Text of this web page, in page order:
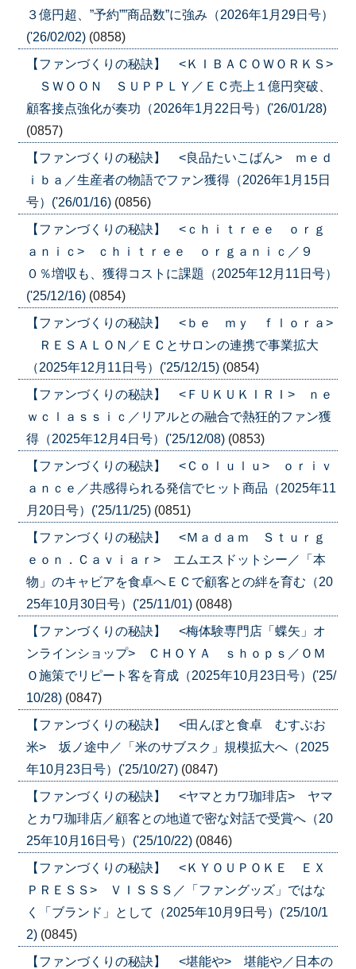
３億円超、”予約””商品数”に強み（2026年1月29日号）
('26/02/02) (0858)
【ファンづくりの秘訣】 <ＫＩＢＡＣＯＷＯＲＫＳ>
ＳＷＯＯＮ ＳＵＰＰＬＹ／ＥＣ売上１億円突破、
顧客接点強化が奏功（2026年1月22日号）('26/01/28)
(0857)
【ファンづくりの秘訣】 <良品たいこばん> ｍｅｄ
ｉｂａ／生産者の物語でファン獲得（2026年1月15日
号）('26/01/16) (0856)
【ファンづくりの秘訣】 <ｃｈｉｔｒｅｅ ｏｒｇ
ａｎｉｃ> ｃｈｉｔｒｅｅ ｏｒｇａｎｉｃ／９
０％増収も、獲得コストに課題（2025年12月11日号）
('25/12/16) (0854)
【ファンづくりの秘訣】 <ｂｅ ｍｙ ｆｌｏｒａ>
ＲＥＳＡＬＯＮ／ＥＣとサロンの連携で事業拡大
（2025年12月11日号）('25/12/15) (0854)
【ファンづくりの秘訣】 <ＦＵＫＵＫＩＲＩ> ｎｅ
ｗｃｌａｓｓｉｃ／リアルとの融合で熱狂的ファン獲
得（2025年12月4日号）('25/12/08) (0853)
【ファンづくりの秘訣】 <Ｃｏｌｕｌｕ> ｏｒｉｖ
ａｎｃｅ／共感得られる発信でヒット商品（2025年11
月20日号）('25/11/25) (0851)
【ファンづくりの秘訣】 <Ｍａｄａｍ Ｓｔｕｒｇ
ｅｏｎ．Ｃａｖｉａｒ> エムエスドットシー／「本
物」のキャビアを食卓へＥＣで顧客との絆を育む（20
25年10月30日号）('25/11/01) (0848)
【ファンづくりの秘訣】 <梅体験専門店「蝶矢」オ
ンラインショップ> ＣＨＯＹＡ ｓｈｏｐｓ／ＯＭ
Ｏ施策でリピート客を育成（2025年10月23日号）('25/
10/28) (0847)
【ファンづくりの秘訣】 <田んぼと食卓 むすぶお
米> 坂ノ途中／「米のサブスク」規模拡大へ（2025
年10月23日号）('25/10/27) (0847)
【ファンづくりの秘訣】 <ヤマとカワ珈琲店> ヤマ
とカワ珈琲店／顧客との地道で密な対話で受賞へ（20
25年10月16日号）('25/10/22) (0846)
【ファンづくりの秘訣】 <ＫＹＯＵＰＯＫＥ ＥＸ
ＰＲＥＳＳ> ＶＩＳＳＳ／「ファングッズ」ではな
く「ブランド」として（2025年10月9日号）('25/10/1
2) (0845)
【ファンづくりの秘訣】 <堪能や> 堪能や／日本の